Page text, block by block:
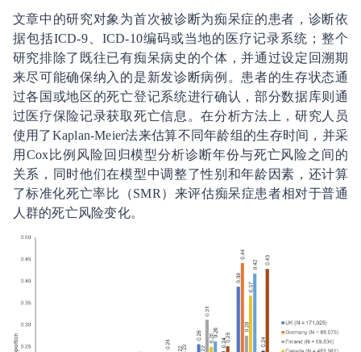
文章中的研究对象为首次被诊断为痴呆症的患者，诊断依
据包括ICD-9、ICD-10编码或当地的医疗记录系统；整个
研究排除了既往已有痴呆病史的个体，并通过设定回溯期
来尽可能确保纳入的是新发诊断病例。患者的生存状态通
过各国或地区的死亡登记系统进行确认，部分数据库则通
过医疗保险记录获取死亡信息。在分析方法上，研究人员
使用了Kaplan-Meier法来估算不同年龄组的生存时间，并采
用Cox比例风险回归模型分析诊断年份与死亡风险之间的
关系，同时他们在模型中调整了性别和年龄因素，还计算
了标准化死亡率比（SMR）来评估痴呆症患者相对于普通
人群的死亡风险变化。